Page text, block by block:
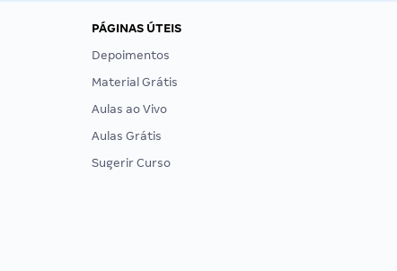
PÁGINAS ÚTEIS
Depoimentos
Material Grátis
Aulas ao Vivo
Aulas Grátis
Sugerir Curso